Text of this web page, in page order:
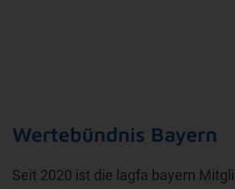
Wertebündnis Bayern
Seit 2020 ist die lagfa bayern